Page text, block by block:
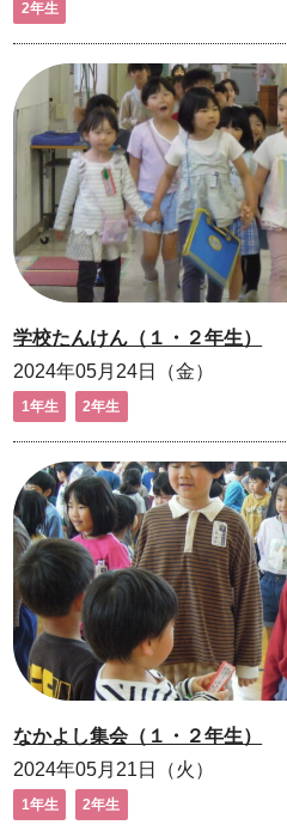
2年生
学校たんけん（１・２年生）
2024年05月24日（金）
1年生 2年生
なかよし集会（１・２年生）
2024年05月21日（火）
1年生 2年生